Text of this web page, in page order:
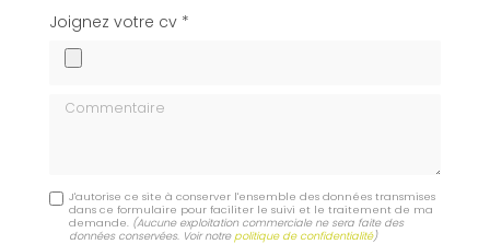
cv
Joignez votre cv *
Commentaire
J'autorise ce site à conserver l'ensemble des données transmises
dans ce formulaire pour faciliter le suivi et le traitement de ma
demande. (Aucune exploitation commerciale ne sera faite des
données conservées. Voir notrepolitique de confidentialité)